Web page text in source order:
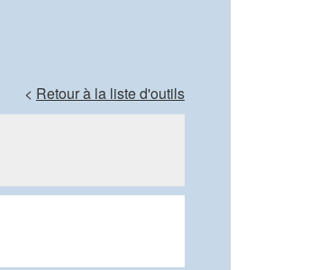
< Retour à la liste d'outils